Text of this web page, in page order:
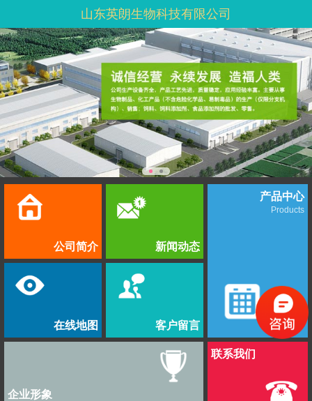
山东英朗生物科技有限公司
公司简介 新闻动态
产品中心
Products
在线地图 客户留言
企业形象
联系我们